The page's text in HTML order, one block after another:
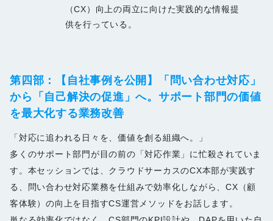
（CX）向上の両立に向けた実践的な情報提
供を行っている。
第四部：
【自社事例を公開】「問い合わせ対応」
から「自己解決の促進」へ。サポート部門の価値
を最大化する業務改善
「対応に追われる日々を、価値を創る組織へ。」
多くのサポート部門が目の前の「対応作業」に忙殺されていま
す。本セッションでは、クラウドサーカスのCX本部が実践す
る、問い合わせ対応業務を仕組みで効率化しながら、CX（顧
客体験）の向上を目指すCS運営メソッドをお話します。